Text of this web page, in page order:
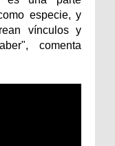
especie, y
vínculos y
comenta